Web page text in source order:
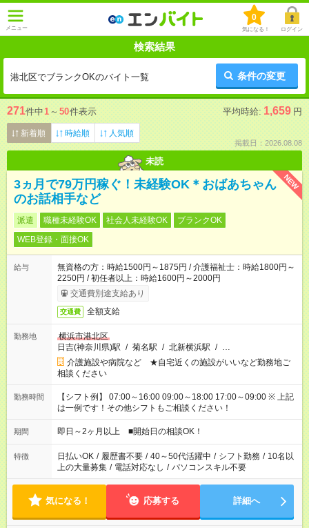
メニュー
0
気になる！ ログイン
検索結果
港北区でブランクOKのバイト一覧 条件の変更
271件中1 ～ 50件表示 平均時給: 1,659 円
新着順 時給順 人気順
掲載日：2026.08.08
未読
NEW
3ヵ月で79万円稼ぐ！未経験OK＊おばあちゃん
のお話相手など
派遣 職種未経験OK 社会人未経験OK
ブランクOK
WEB登録・面接OK
給与
無資格の方：時給1500円～1875円 / 介護福祉士：時給1800円～
2250円 / 初任者以上：時給1600円～2000円
交通費別途支給あり
交通費 全額支給
勤務地
横浜市港北区
日吉(神奈川県)駅 / 菊名駅 / 北新横浜駅 / …
介護施設や病院など ★自宅近くの施設がいいなど勤務地ご
相談ください
勤務時間
【シフト例】 07:00～16:00 09:00～18:00 17:00～09:00 ※ 上記
は一例です！その他シフトもご相談ください！
期間 即日～2ヶ月以上 ■開始日の相談OK！
特徴 日払いOK / 履歴書不要 / 40～50代活躍中 / シフト勤務 / 10名以
上の大量募集 / 電話対応なし / パソコンスキル不要
気になる！ 応募する 詳細へ